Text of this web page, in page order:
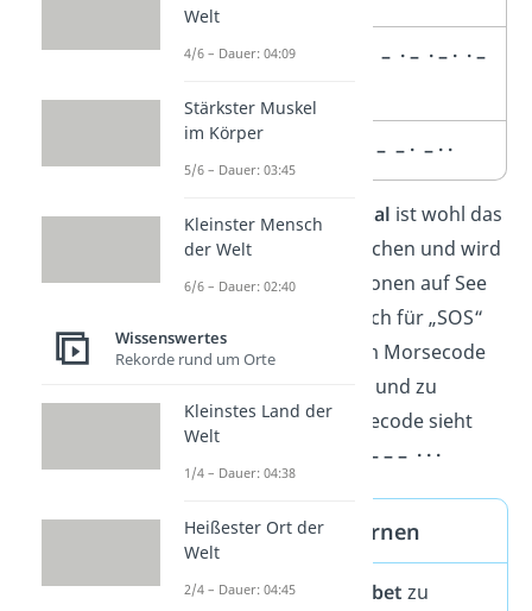
Gitarre
– – · · · – · – · – · · –
Hund · · · · · · – – · – · ·
Wichtig:DasSOS-Signal ist wohl das
bekannteste Morsezeichen und wird
vor allem in Notsituationen auf See
verwendet. Man hat sich für „SOS“
entschieden, weil es im Morsecode
sehr einfach zu geben und zu
erkennen ist. Im Morsecode sieht
· · · – – – · · ·
Morsealphabet lernen
Um dasMorsealphabet zu
Welt
4/6 – Dauer: 04:09
Stärkster Muskel
im Körper
5/6 – Dauer: 03:45
Kleinster Mensch
der Welt
6/6 – Dauer: 02:40
Wissenswertes
Rekorde rund um Orte
Kleinstes Land der
Welt
1/4 – Dauer: 04:38
Heißester Ort der
Welt
2/4 – Dauer: 04:45